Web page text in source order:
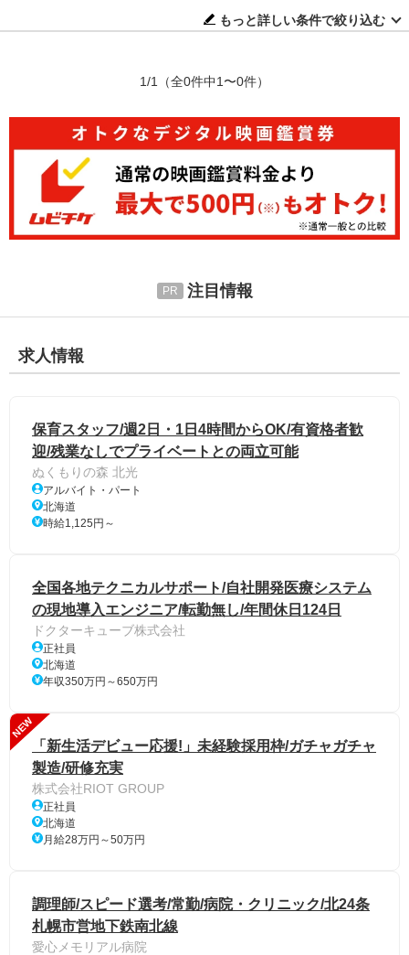
もっと詳しい条件で絞り込む
1/1 （全0件中1〜0件）
注目情報
求人情報
保育スタッフ/週2日・1日4時間からOK/有資格者歓
迎/残業なしでプライベートとの両立可能
ぬくもりの森 北光
アルバイト・パート
北海道
時給1,125円～
全国各地テクニカルサポート/自社開発医療システム
の現地導入エンジニア/転勤無し/年間休日124日
ドクターキューブ株式会社
正社員
北海道
年収350万円～650万円
NEW
「新生活デビュー応援!」未経験採用枠/ガチャガチャ
製造/研修充実
株式会社RIOT GROUP
正社員
北海道
月給28万円～50万円
調理師/スピード選考/常勤/病院・クリニック/北24条
札幌市営地下鉄南北線
愛心メモリアル病院